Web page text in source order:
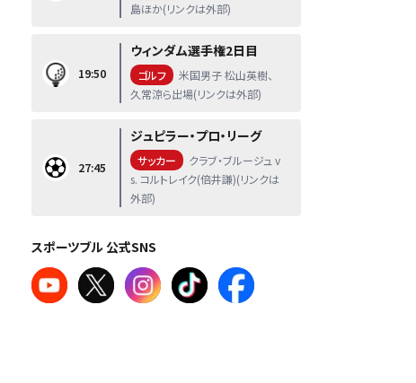
島ほか(リンクは外部)
19:50
ウィンダム選手権2日目
ゴルフ
米国男子 松山英樹、
久常涼ら出場(リンクは外部)
27:45
ジュピラー・プロ・リーグ
サッカー
クラブ・ブルージュ v
s. コルトレイク(倍井謙)(リンクは
外部)
スポーツブル 公式SNS